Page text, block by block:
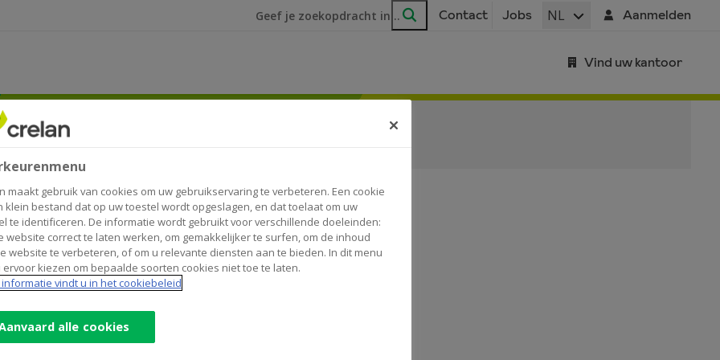
Ik ben op zoek naar
Zoeken
Contact Jobs NL Aanmelden
Vind uw kantoor
CrelanCo
van CrelanCo
maakt gebruik van cookies om uw gebruikservaring te verbeteren. Een cookie
klein bestand dat op uw toestel wordt opgeslagen, en dat toelaat om uw
te identificeren. De informatie wordt gebruikt voor verschillende doeleinden:
website correct te laten werken, om gemakkelijker te surfen, om de inhoud
website te verbeteren, of om u relevante diensten aan te bieden. In dit menu
ervoor kiezen om bepaalde soorten cookies niet toe te laten.
vindt u in het cookiebeleid
alle cookies